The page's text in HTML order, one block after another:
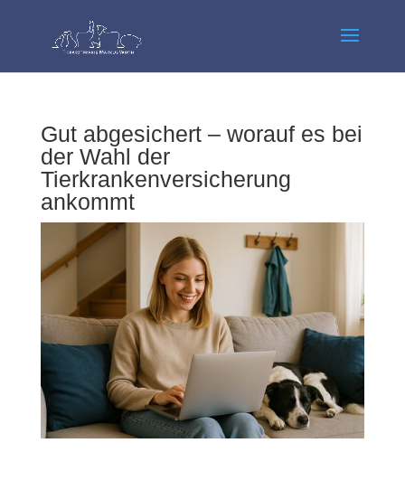
Gut abgesichert – worauf es bei
der Wahl der
Tierkrankenversicherung
ankommt